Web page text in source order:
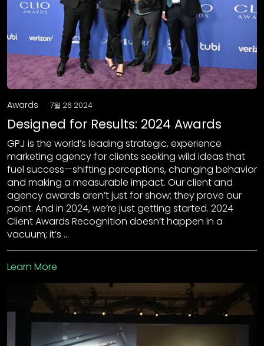
Awards 7월 26 2024
Designed for Results: 2024 Awards
GPJ is the world’s leading strategic, experience
marketing agency for clients seeking wild ideas that
fuel success—shifting perceptions, changing behavior
and making a measurable impact. Our client and
agency awards aren’t just for show; they prove our
point. And in 2024, we’re just getting started. 2024
Client Awards Recognition doesn’t happen in a
vacuum; it’s …
Learn More